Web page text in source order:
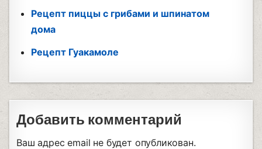
Рецепт пиццы с грибами и шпинатом
дома
Рецепт Гуакамоле
Добавить комментарий
Ваш адрес email не будет опубликован.